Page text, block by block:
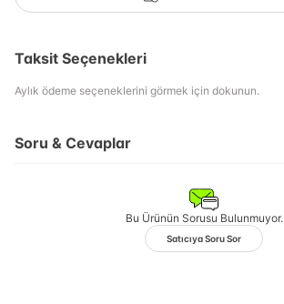
Taksit Seçenekleri
Aylık ödeme seçeneklerini görmek için dokunun.
Soru & Cevaplar
Bu Ürünün Sorusu Bulunmuyor.
Satıcıya Soru Sor